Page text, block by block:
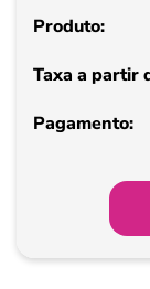
de
Pagamento